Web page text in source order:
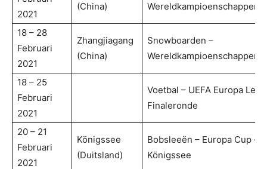
2021
(China) Wereldkampioenschappen
18 – 28
Februari
2021
Zhangjiagang
(China)
Snowboarden –
Wereldkampioenschappen
18 – 25
Februari
2021
Voetbal – UEFA Europa
Finaleronde
20 – 21
Februari
2021
Königssee
(Duitsland)
Bobsleeën – Europa Cup –
Königssee